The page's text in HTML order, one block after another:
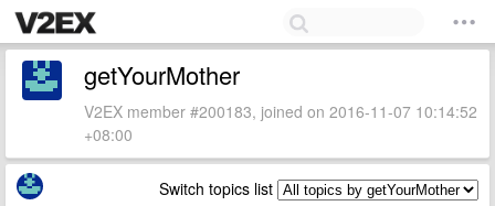
getYourMother
V2EX member #200183, joined on 2016-11-07 10:14:52
+08:00
Switch topics list